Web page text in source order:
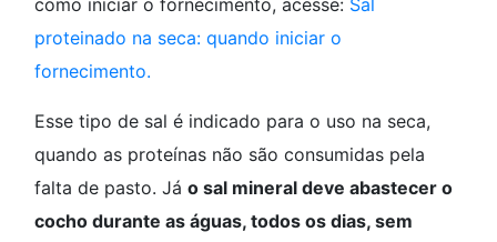
como iniciar o fornecimento, acesse: Sal
proteinado na seca: quando iniciar o
fornecimento.
Esse tipo de sal é indicado para o uso na seca,
quando as proteínas não são consumidas pela
falta de pasto. Já o sal mineral deve abastecer o
cocho durante as águas, todos os dias, sem